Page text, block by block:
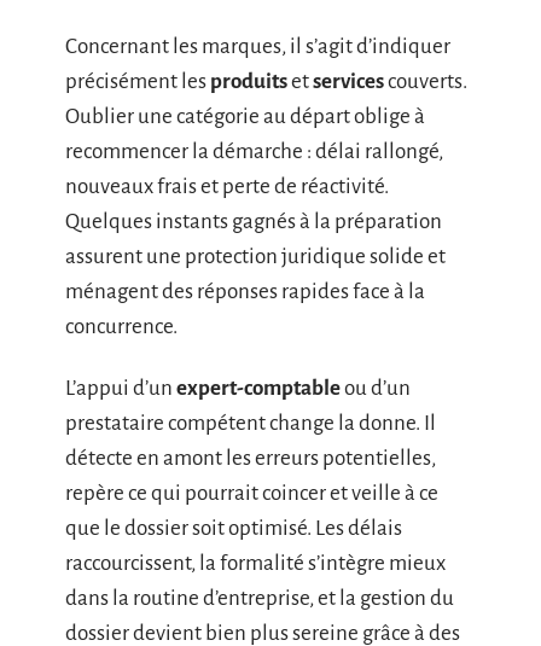
Concernant les marques, il s’agit d’indiquer
précisément les produitsetservicescouverts.
Oublier une catégorie au départ oblige à
recommencer la démarche : délai rallongé,
nouveaux frais et perte de réactivité.
Quelques instants gagnés à la préparation
assurent une protection juridique solide et
ménagent des réponses rapides face à la
concurrence.
L’appui d’un expert-comptableou d’un
prestataire compétent change la donne. Il
détecte en amont les erreurs potentielles,
repère ce qui pourrait coincer et veille à ce
que le dossier soit optimisé. Les délais
raccourcissent, la formalité s’intègre mieux
dans la routine d’entreprise, et la gestion du
dossier devient bien plus sereine grâce à des